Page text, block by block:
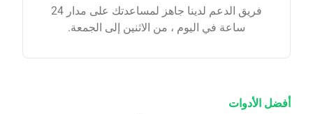
فريق الدعم لدينا جاهز لمساعدتك على مدار 24
ساعة في اليوم ، من الاثنين إلى الجمعة.
أفضل الأدوات